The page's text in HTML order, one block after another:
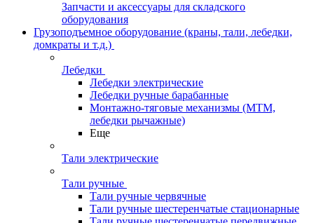
Запчасти и аксессуары для складского
оборудования
Грузоподъемное оборудование (краны, тали, лебедки,
домкраты и т.д.)
Лебедки
Лебедки электрические
Лебедки ручные барабанные
Монтажно-тяговые механизмы (МТМ,
лебедки рычажные)
Еще
Тали электрические
Тали ручные
Тали ручные червячные
Тали ручные шестеренчатые стационарные